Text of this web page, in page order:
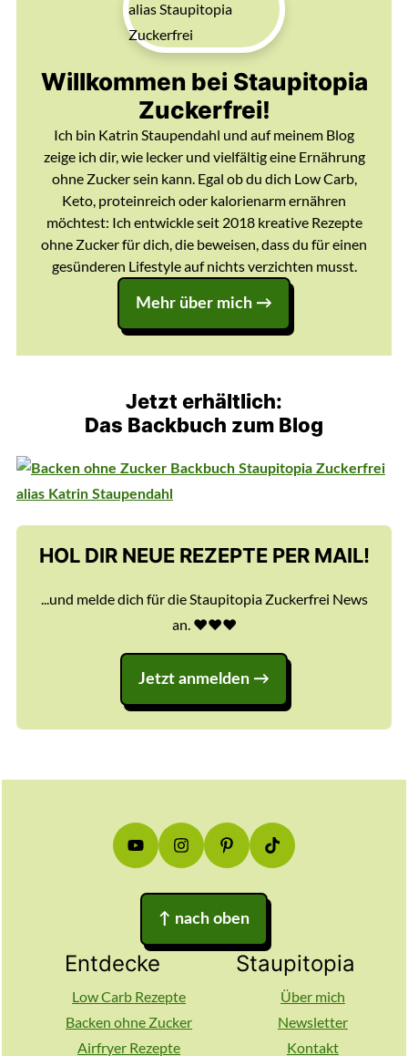
Willkommen bei Staupitopia
Zuckerfrei!
Ich bin Katrin Staupendahl und auf meinem Blog
zeige ich dir, wie lecker und vielfältig eine Ernährung
ohne Zucker sein kann. Egal ob du dich Low Carb,
Keto, proteinreich oder kalorienarm ernähren
möchtest: Ich entwickle seit 2018 kreative Rezepte
ohne Zucker für dich, die beweisen, dass du für einen
gesünderen Lifestyle auf nichts verzichten musst.
Mehr über mich →
Jetzt erhältlich:
Das Backbuch zum Blog
HOL DIR NEUE REZEPTE PER MAIL!
...und melde dich für die Staupitopia Zuckerfrei News
an. ♥️♥️♥️
Jetzt anmelden
↑ nach oben
Entdecke
Low Carb Rezepte
Backen ohne Zucker
Airfryer Rezepte
Staupitopia
Über mich
Newsletter
Kontakt